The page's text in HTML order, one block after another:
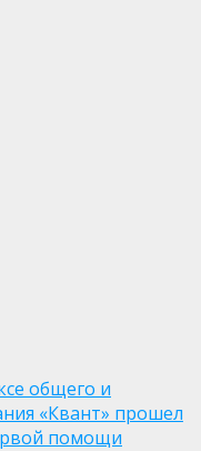
общего и
«Квант» прошел
помощи